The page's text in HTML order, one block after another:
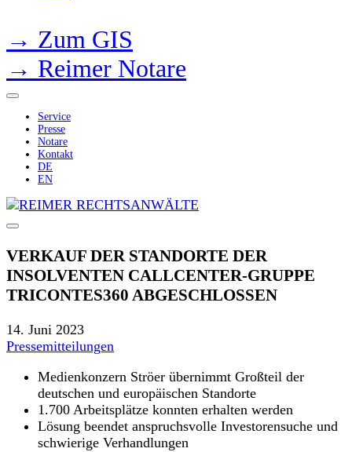
→ Zum GIS
→ Reimer Notare
Service
Presse
Notare
Kontakt
DE
EN
VERKAUF DER STANDORTE DER
INSOLVENTEN CALLCENTER-GRUPPE
TRICONTES360 ABGESCHLOSSEN
14. Juni 2023
Pressemitteilungen
Medienkonzern Ströer übernimmt Großteil der
deutschen und europäischen Standorte
1.700 Arbeitsplätze konnten erhalten werden
Lösung beendet anspruchsvolle Investorensuche und
schwierige Verhandlungen